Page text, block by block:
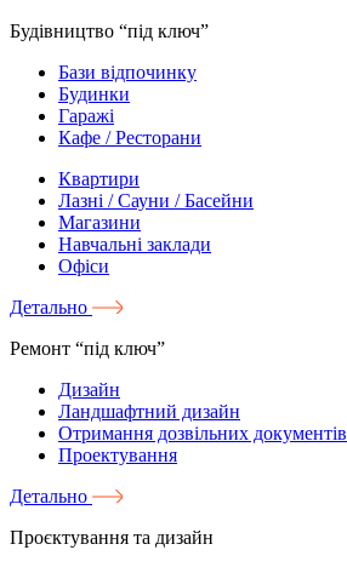
Будівництво “під ключ”
Бази відпочинку
Будинки
Гаражі
Кафе / Ресторани
Квартири
Лазні / Сауни / Басейни
Магазини
Навчальні заклади
Офіси
Детально
Ремонт “під ключ”
Дизайн
Ландшафтний дизайн
Отримання дозвільних документів
Проектування
Детально
Проєктування та дизайн